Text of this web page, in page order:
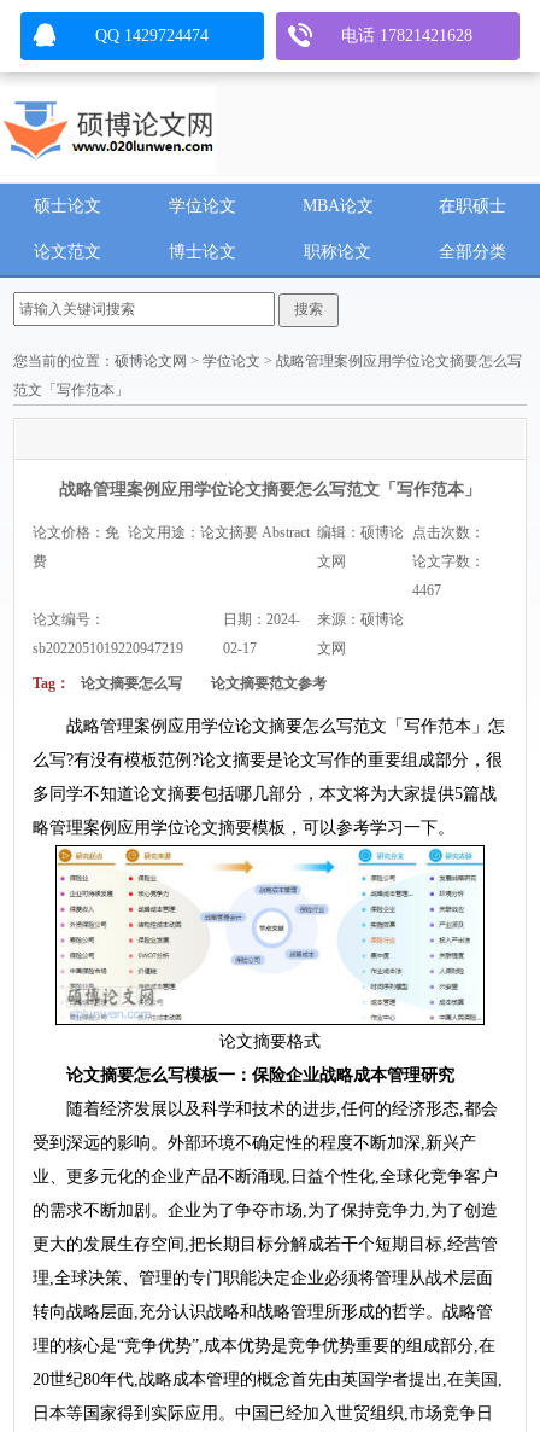
硕士论文 学位论文 MBA论文 在职硕士
论文范文 博士论文 职称论文 全部分类
您当前的位置：硕博论文网 >学位论文 > 战略管理案例应用学位论文摘要怎么写
范文「写作范本」
战略管理案例应用学位论文摘要怎么写范文「写作范本」
论文价格：免
费
论文用途：论文摘要 Abstract 编辑：硕博论
文网
点击次数：
论文字数：
4467
论文编号：
sb2022051019220947219
日期：2024-
02-17
来源：硕博论
文网
Tag： 论文摘要怎么写 论文摘要范文参考
战略管理案例应用学位论文摘要怎么写范文「写作范本」怎
么写?有没有模板范例?论文摘要是论文写作的重要组成部分，很
多同学不知道论文摘要包括哪几部分，本文将为大家提供5篇战
略管理案例应用学位论文摘要模板，可以参考学习一下。
论文摘要格式
论文摘要怎么写模板一：保险企业战略成本管理研究
随着经济发展以及科学和技术的进步,任何的经济形态,都会
受到深远的影响。外部环境不确定性的程度不断加深,新兴产
业、更多元化的企业产品不断涌现,日益个性化,全球化竞争客户
的需求不断加剧。企业为了争夺市场,为了保持竞争力,为了创造
更大的发展生存空间,把长期目标分解成若干个短期目标,经营管
理,全球决策、管理的专门职能决定企业必须将管理从战术层面
转向战略层面,充分认识战略和战略管理所形成的哲学。战略管
理的核心是“竞争优势”,成本优势是竞争优势重要的组成部分,在
20世纪80年代,战略成本管理的概念首先由英国学者提出,在美国,
日本等国家得到实际应用。中国已经加入世贸组织,市场竞争日
QQ 1429724474 电话 17821421628